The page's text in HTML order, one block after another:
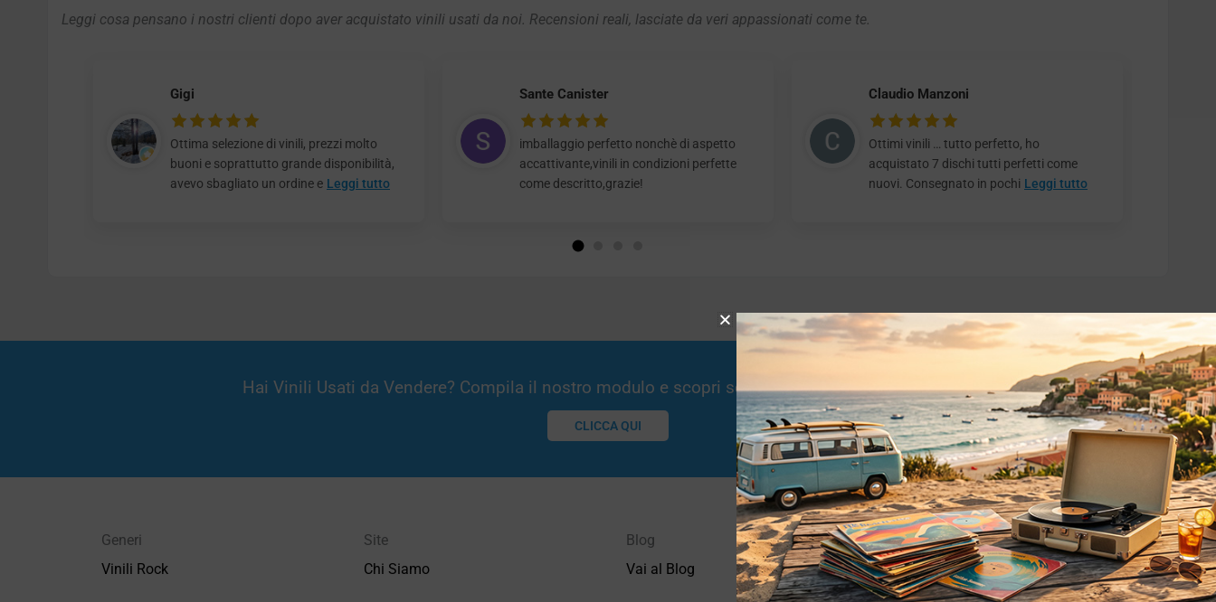
Leggi cosa pensano i nostri clienti dopo aver acquistato vinili usati da noi. Recensioni reali, lasciate da veri appassionati come te.
Gigi
Ottima selezione di vinili, prezzi molto
buoni e soprattutto grande disponibilità,
avevo sbagliato un ordine e Leggi tutto
Sante Canister
imballaggio perfetto nonchè di aspetto
accattivante,vinili in condizioni perfette
come descritto,grazie!
Claudio Manzoni
Ottimi vinili … tutto perfetto, ho
acquistato 7 dischi tutti perfetti come
nuovi. Consegnato in pochi Leggi tutto
Hai Vinili Usati da Vendere? Compila il nostro modulo e scopri se potremmo essere interessati!
CLICCA QUI
Generi
Vinili Rock
Site
Chi Siamo
Blog
Vai al Blog
Privacy
Privacy Policy